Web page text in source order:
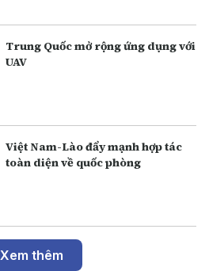
Trung Quốc mở rộng ứng dụng với
UAV
Việt Nam-Lào đẩy mạnh hợp tác
toàn diện về quốc phòng
Xem thêm